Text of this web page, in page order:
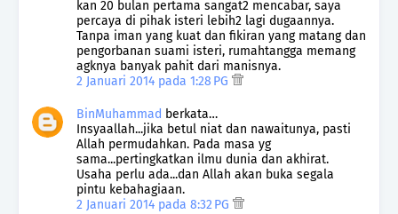
kan 20 bulan pertama sangat2 mencabar, saya
percaya di pihak isteri lebih2 lagi dugaannya.
Tanpa iman yang kuat dan fikiran yang matang dan
pengorbanan suami isteri, rumahtangga memang
agknya banyak pahit dari manisnya.
2 Januari 2014 pada 1:28 PG
BinMuhammad berkata…
Insyaallah...jika betul niat dan nawaitunya, pasti
Allah permudahkan. Pada masa yg
sama...pertingkatkan ilmu dunia dan akhirat.
Usaha perlu ada...dan Allah akan buka segala
pintu kebahagiaan.
2 Januari 2014 pada 8:32 PG